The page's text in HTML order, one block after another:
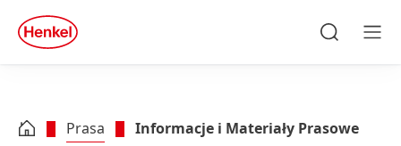
Skip to footer
quick
search
Prasa Informacje i Materiały Prasowe